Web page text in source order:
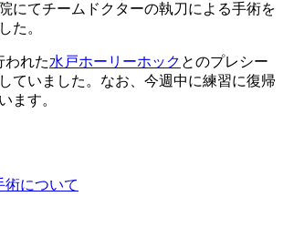
にてチームドクターの執刀による手術を
た。
われた水戸ホーリーホック とのプレシー
ていました。なお、今週中に練習に復帰
ます。
術について